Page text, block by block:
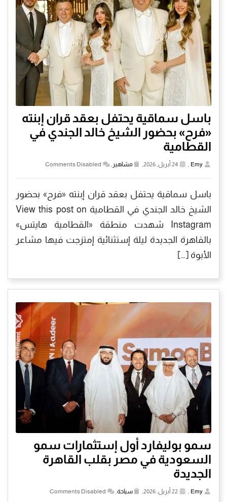
باسل سماقية يحتفل بعقد قران إبنته
«فرح» بحضور الشيخ خالد الجندي في
القطامية
Emy
, مشاهير ,
Comments Disabled
باسل سماقية يحتفل بعقد قران إبنته «فرح» بحضور
الشيخ خالد الجندي في القطامية View this post on
Instagram شهدت منطقة «القطامية هايتس»
بالقاهرة الجديدة ليلة إستثنائية إمتزجت فيها مشاعر
الأبوة […]
سمو بوليفارد أول إستثمارات سمو
السعودية في مصر بقلب القاهرة
الجديدة
Emy سياحة Comments Disabled